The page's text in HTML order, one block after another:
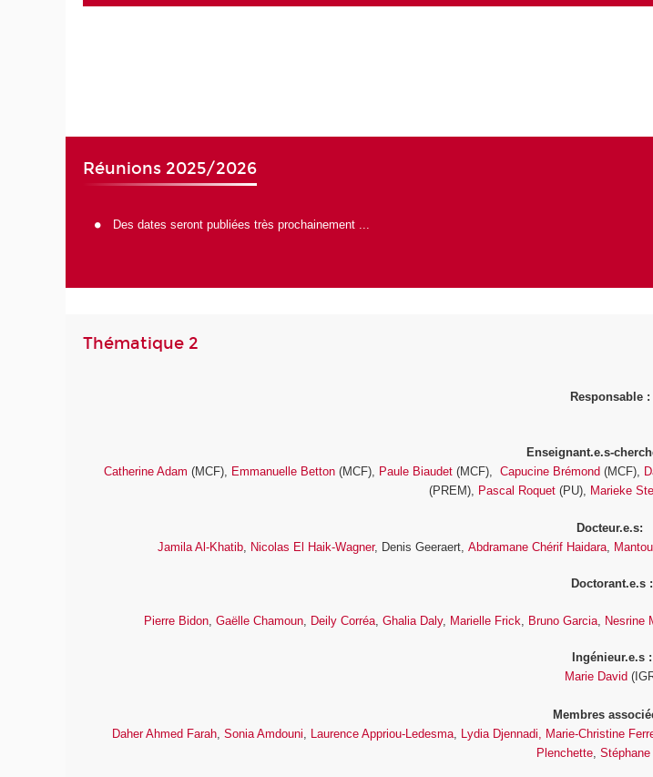
Réunions 2025/2026
Des dates seront publiées très prochainement ...
Thématique 2
Responsable :
Enseignant.e.s-
Catherine Adam (MCF), Emmanuelle Betton(MCF), Paule Biaudet(MCF), Capucine Brémond (MCF),
(PREM), Pascal Roquet (PU), Marieke
Docteur.e.s:
Jamila Al-Khatib Nicolas El Haik-Wagner, Denis Geeraert,Abdramane Chérif Haidara
Doctorant.e.s :
Pierre Bidon ,Gaëlle Chamoun Deily Corréa ,Ghalia Daly, Marielle Frick Bruno Garcia Nesrine
Ingénieur.e.s :
Marie David
Membres
Daher Ahmed Farah, Sonia Amdouni, Laurence Appriou-Ledesma, Lydia Djennadi, Marie-Christine
Plenchette,